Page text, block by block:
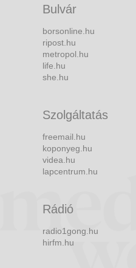
Bulvár
borsonline.hu
ripost.hu
metropol.hu
life.hu
she.hu
Szolgáltatás
freemail.hu
koponyeg.hu
videa.hu
lapcentrum.hu
Rádió
radio1gong.hu
hirfm.hu